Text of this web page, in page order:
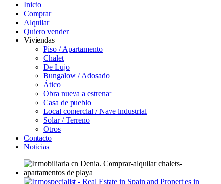
Inicio
Comprar
Alquilar
Quiero vender
Viviendas
Piso / Apartamento
Chalet
De Lujo
Bungalow / Adosado
Ático
Obra nueva a estrenar
Casa de pueblo
Local comercial / Nave industrial
Solar / Terreno
Otros
Contacto
Noticias